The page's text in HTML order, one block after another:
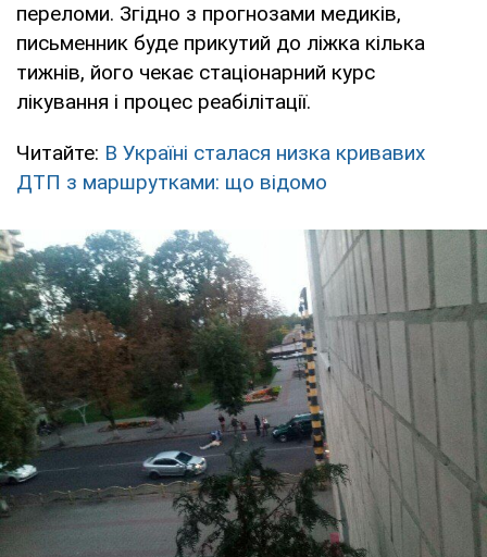
переломи. Згідно з прогнозами медиків,
письменник буде прикутий до ліжка кілька
тижнів, його чекає стаціонарний курс
лікування і процес реабілітації.
Читайте: В Україні сталася низка кривавих
ДТП з маршрутками: що відомо